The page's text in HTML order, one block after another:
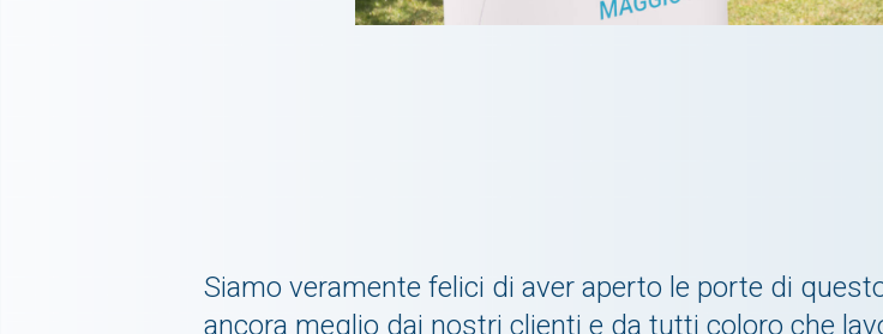
Siamo veramente felici di aver aperto le porte di
ancora meglio dai nostri clienti e da tutti coloro che